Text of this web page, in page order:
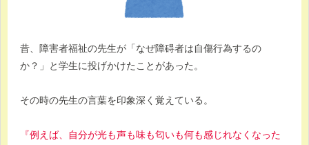
昔、障害者福祉の先生が「なぜ障碍者は自傷行為するの
か？」と学生に投げかけたことがあった。
その時の先生の言葉を印象深く覚えている。
『例えば、自分が光も声も味も匂いも何も感じれなくなった